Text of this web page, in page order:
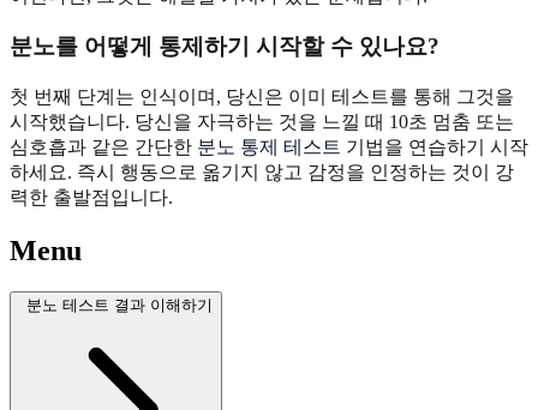
분노를 어떻게 통제하기 시작할 수 있나요?
첫 번째 단계는 인식이며, 당신은 이미 테스트를 통해 그것을
시작했습니다. 당신을 자극하는 것을 느낄 때 10초 멈춤 또는
심호흡과 같은 간단한 분노 통제 테스트 기법을 연습하기 시작
하세요. 즉시 행동으로 옮기지 않고 감정을 인정하는 것이 강
력한 출발점입니다.
Menu
분노 테스트 결과 이해하기